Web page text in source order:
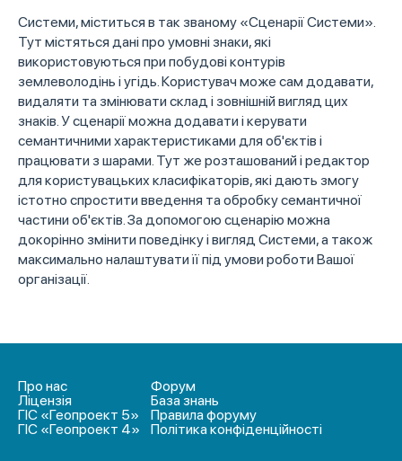
Системи, міститься в так званому «Сценарії Системи».
Тут містяться дані про умовні знаки, які
використовуються при побудові контурів
землеволодінь і угідь. Користувач може сам додавати,
видаляти та змінювати склад і зовнішній вигляд цих
знаків. У сценарії можна додавати і керувати
семантичними характеристиками для об'єктів і
працювати з шарами. Тут же розташований і редактор
для користувацьких класифікаторів, які дають змогу
істотно спростити введення та обробку семантичної
частини об'єктів. За допомогою сценарію можна
докорінно змінити поведінку і вигляд Системи, а також
максимально налаштувати її під умови роботи Вашої
організації.
Про нас
Ліцензія
ГІС «Геопроект 5»
ГІС «Геопроект 4»
Форум
База знань
Правила форуму
Політика конфіденційності